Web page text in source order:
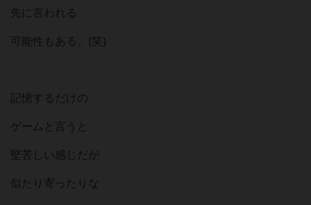
先に言われる
可能性もある。(笑)
記憶するだけの
ゲームと言うと
堅苦しい感じだが
似たり寄ったりな